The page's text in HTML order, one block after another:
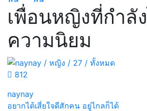
เพื่อนหญิงที่กำลั
ความนิยม
812
naynay
อยากได้เสี่ยใจดีสักคน อยู่ไกลก็ได้